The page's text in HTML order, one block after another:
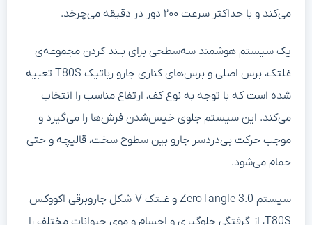
می‌کند و با حداکثر سرعت ۲۰۰ دور در دقیقه می‌چرخد.
یک سیستم هوشمند سه‌سطحی برای بلند کردن مجموعه‌ی
غلتک، برس اصلی و برس‌های کناری جارو رباتیک T80S تعبیه
شده است که با توجه به نوع کف، ارتفاع مناسب را انتخاب
می‌کند. این سیستم جلوی خیس‌شدن فرش‌ها را می‌گیرد و
موجب حرکت بی‌دردسر جارو بین سطوح سخت، قالیچه و حتی
حمام می‌شود.
سیستم ZeroTangle 3.0 و غلتک V-شکل جاروبرقی اکووکس
T80S، از گرفتگی جلوگیری و اجسام و موی حیوانات مختلف را